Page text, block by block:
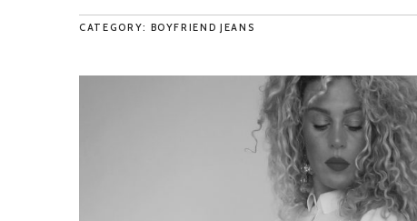
CATEGORY: BOYFRIEND JEANS